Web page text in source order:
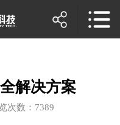
解决方案
次数：7389